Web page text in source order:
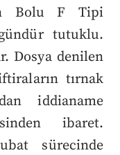
Bolu F Tipi
tutuklu.
Dosya denilen
tırnak
iddianame
ibaret.
sürecinde